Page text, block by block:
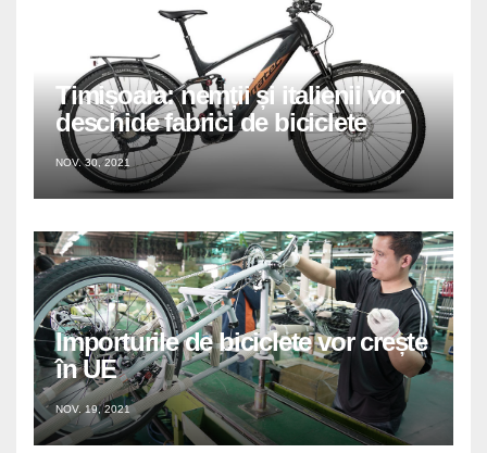
Timișoara: nemții și italienii vor
deschide fabrici de biciclete
NOV. 30, 2021
Importurile de biciclete vor crește
în UE
NOV. 19, 2021